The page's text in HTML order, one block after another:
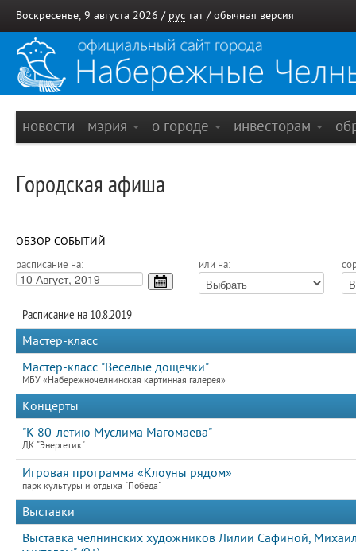
Воскресенье, 9 августа 2026 / рус тат / обычная версия
новости мэрия о городе инвесторам
Городская афиша
ОБЗОР СОБЫТИЙ
расписание на: или на:
Расписание на 10.8.2019
Мастер-класс
Мастер-класс "Веселые дощечки"
МБУ «Набережночелнинская картинная галерея»
Концерты
"К 80-летию Муслима Магомаева"
ДК "Энергетик"
Игровая программа «Клоуны рядом»
парк культуры и отдыха "Победа"
Выставки
Выставка челнинских художников Лилии Сафиной,